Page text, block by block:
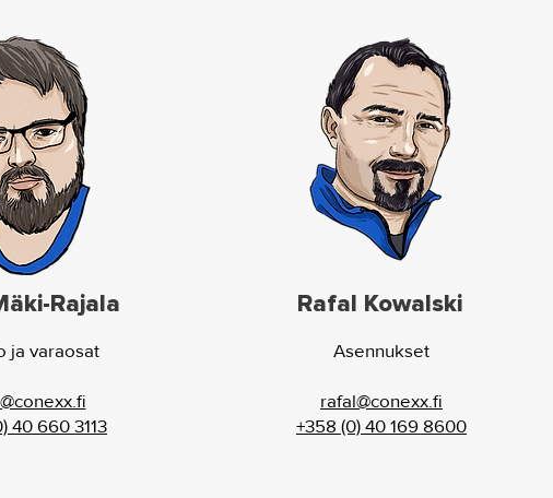
Rajala
ja varaosat
40 660 3113
Rafal Kowalski
Asennukset
rafal@conexx.fi
+358 (0) 40 169 8600